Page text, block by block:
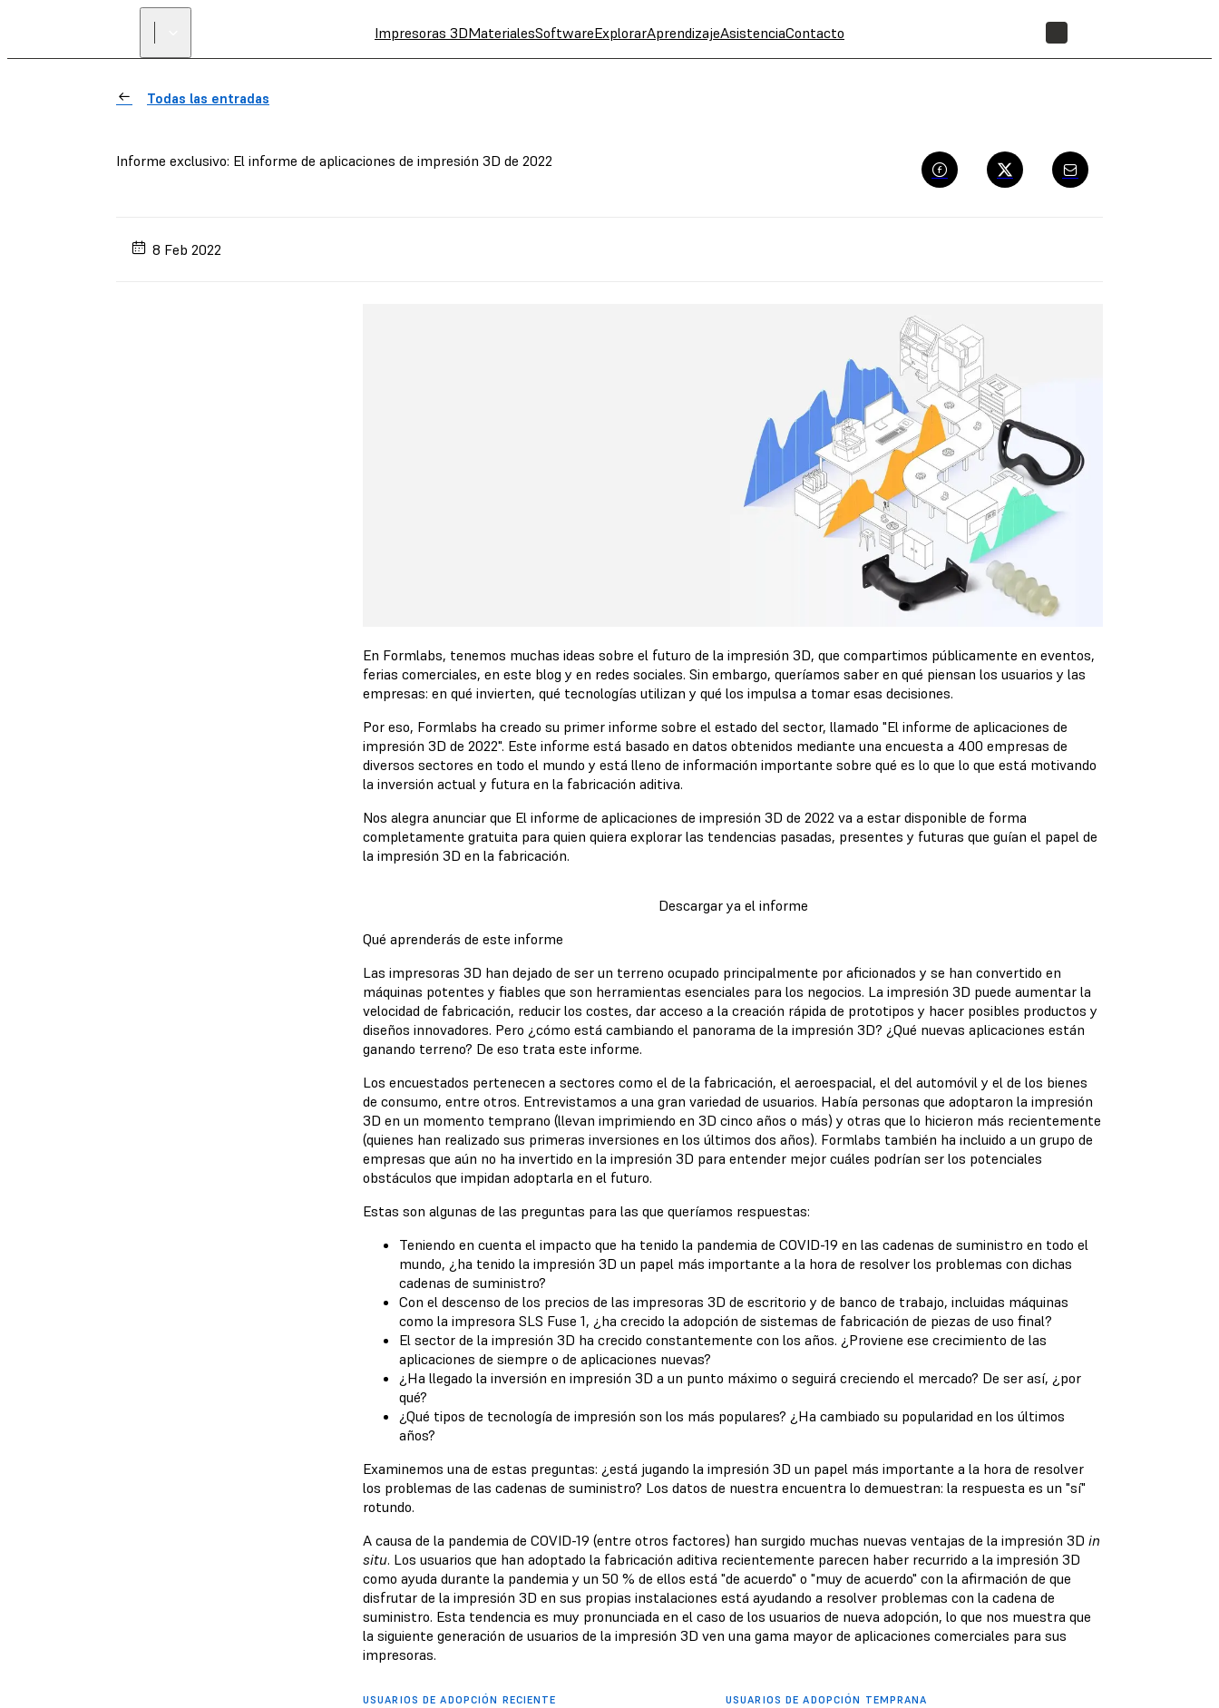
Impresoras 3DMaterialesSoftwareExplorarAprendizajeAsistenciaContacto
Todas las entradas
Informe exclusivo: El informe de aplicaciones de impresión 3D de 2022
8 Feb 2022
En Formlabs, tenemos muchas ideas sobre el futuro de la impresión 3D, que compartimos públicamente en eventos,
ferias comerciales, en este blog y en redes sociales. Sin embargo, queríamos saber en qué piensan los usuarios y las
empresas: en qué invierten, qué tecnologías utilizan y qué los impulsa a tomar esas decisiones.
Por eso, Formlabs ha creado su primer informe sobre el estado del sector, llamado "El informe de aplicaciones de
impresión 3D de 2022". Este informe está basado en datos obtenidos mediante una encuesta a 400 empresas de
diversos sectores en todo el mundo y está lleno de información importante sobre qué es lo que lo que está motivando
la inversión actual y futura en la fabricación aditiva.
Nos alegra anunciar que El informe de aplicaciones de impresión 3D de 2022 va a estar disponible de forma
completamente gratuita para quien quiera explorar las tendencias pasadas, presentes y futuras que guían el papel de
la impresión 3D en la fabricación.
Descargar ya el informe
Qué aprenderás de este informe
Las impresoras 3D han dejado de ser un terreno ocupado principalmente por aficionados y se han convertido en
máquinas potentes y fiables que son herramientas esenciales para los negocios. La impresión 3D puede aumentar la
velocidad de fabricación, reducir los costes, dar acceso a la creación rápida de prototipos y hacer posibles productos y
diseños innovadores. Pero ¿cómo está cambiando el panorama de la impresión 3D? ¿Qué nuevas aplicaciones están
ganando terreno? De eso trata este informe.
Los encuestados pertenecen a sectores como el de la fabricación, el aeroespacial, el del automóvil y el de los bienes
de consumo, entre otros. Entrevistamos a una gran variedad de usuarios. Había personas que adoptaron la impresión
3D en un momento temprano (llevan imprimiendo en 3D cinco años o más) y otras que lo hicieron más recientemente
(quienes han realizado sus primeras inversiones en los últimos dos años). Formlabs también ha incluido a un grupo de
empresas que aún no ha invertido en la impresión 3D para entender mejor cuáles podrían ser los potenciales
obstáculos que impidan adoptarla en el futuro.
Estas son algunas de las preguntas para las que queríamos respuestas:
Teniendo en cuenta el impacto que ha tenido la pandemia de COVID-19 en las cadenas de suministro en todo el
mundo, ¿ha tenido la impresión 3D un papel más importante a la hora de resolver los problemas con dichas
cadenas de suministro?
Con el descenso de los precios de las impresoras 3D de escritorio y de banco de trabajo, incluidas máquinas
como la impresora SLS Fuse 1, ¿ha crecido la adopción de sistemas de fabricación de piezas de uso final?
El sector de la impresión 3D ha crecido constantemente con los años. ¿Proviene ese crecimiento de las
aplicaciones de siempre o de aplicaciones nuevas?
¿Ha llegado la inversión en impresión 3D a un punto máximo o seguirá creciendo el mercado? De ser así, ¿por
qué?
¿Qué tipos de tecnología de impresión son los más populares? ¿Ha cambiado su popularidad en los últimos
años?
Examinemos una de estas preguntas: ¿está jugando la impresión 3D un papel más importante a la hora de resolver
los problemas de las cadenas de suministro? Los datos de nuestra encuentra lo demuestran: la respuesta es un "sí"
rotundo.
A causa de la pandemia de COVID-19 (entre otros factores) han surgido muchas nuevas ventajas de la impresión 3D in
situ. Los usuarios que han adoptado la fabricación aditiva recientemente parecen haber recurrido a la impresión 3D
como ayuda durante la pandemia y un 50 % de ellos está "de acuerdo" o "muy de acuerdo" con la afirmación de que
disfrutar de la impresión 3D en sus propias instalaciones está ayudando a resolver problemas con la cadena de
suministro. Esta tendencia es muy pronunciada en el caso de los usuarios de nueva adopción, lo que nos muestra que
la siguiente generación de usuarios de la impresión 3D ven una gama mayor de aplicaciones comerciales para sus
impresoras.
USUARIOS DE ADOPCIÓN RECIENTE USUARIOS DE ADOPCIÓN TEMPRANA